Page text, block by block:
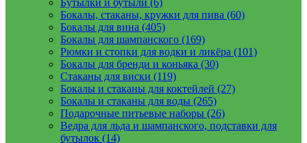
Бутылки и бутыли (6)
Бокалы, стаканы, кружки для пива (60)
Бокалы для вина (405)
Бокалы для шампанского (169)
Рюмки и стопки для водки и ликёра (101)
Бокалы для бренди и коньяка (30)
Стаканы для виски (119)
Бокалы и стаканы для коктейлей (27)
Бокалы и стаканы для воды (265)
Подарочные питьевые наборы (26)
Ведра для льда и шампанского, подставки для
бутылок (14)